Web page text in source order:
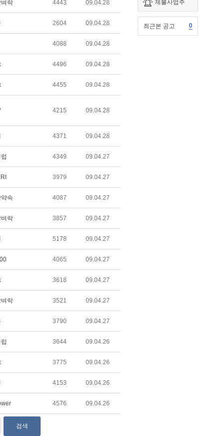
체불사업주
최근본 공고 0
벼락 4443 09.04.28
2604 09.04.28
4088 09.04.28
4496 09.04.28
4455 09.04.28
4215 09.04.28
4371 09.04.28
4349 09.04.27
3979 09.04.27
속 4087 09.04.27
벼락 3857 09.04.27
5178 09.04.27
4065 09.04.27
3618 09.04.27
벼락 3521 09.04.27
3790 09.04.27
3644 09.04.26
3775 09.04.26
4153 09.04.26
4576 09.04.26